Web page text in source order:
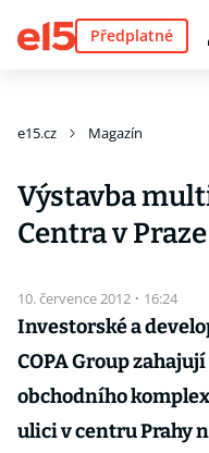
Předplatné
e15.cz Magazín
Výstavba
Centra v
10. července 2012 · 16:24
Investorské a
COPA Group
obchodního
ulici v centru Prahy